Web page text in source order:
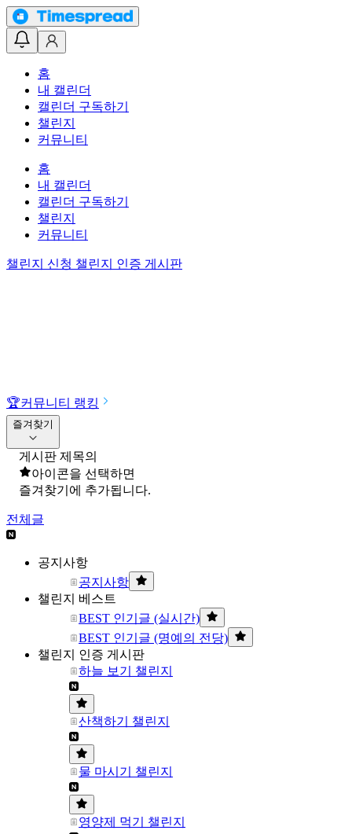
홈
내 캘린더
캘린더 구독하기
챌린지
커뮤니티
홈
내 캘린더
캘린더 구독하기
챌린지
커뮤니티
챌린지 신청 챌린지 인증 게시판
🏆커뮤니티 랭킹
즐겨찾기
게시판 제목의
아이콘을 선택하면
즐겨찾기에 추가됩니다.
전체글
공지사항
공지사항
챌린지 베스트
BEST 인기글 (실시간)
BEST 인기글 (명예의 전당)
챌린지 인증 게시판
하늘 보기 챌린지
산책하기 챌린지
물 마시기 챌린지
영양제 먹기 챌린지